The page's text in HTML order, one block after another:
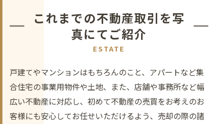
これまでの不動産取引を写
真にてご紹介
ESTATE
戸建てやマンションはもちろんのこと、アパートなど集
合住宅の事業用物件や土地、また、店舗や事務所など幅
広い不動産に対応し、初めて不動産の売買をお考えのお
客様にも安心してお任せいただけるよう、売却の際の諸